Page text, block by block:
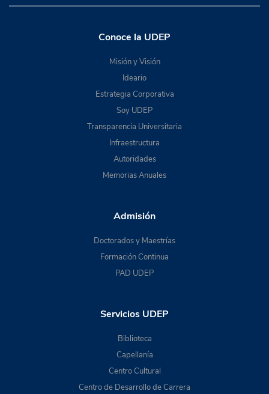
Conoce la UDEP
Misión y Visión
Ideario
Estrategia Corporativa
Soy UDEP
Transparencia Universitaria
Infraestructura
Autoridades
Memorias Anuales
Admisión
Doctorados y Maestrías
Formación Continua
PAD UDEP
Servicios UDEP
Biblioteca
Capellanía
Centro Cultural
Centro de Desarrollo de Carrera